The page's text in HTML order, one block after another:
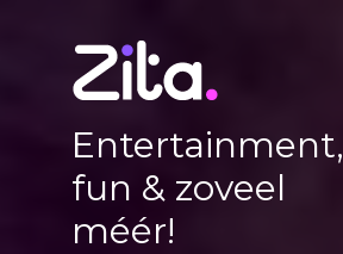
Entertainment,
fun & zoveel
méér!